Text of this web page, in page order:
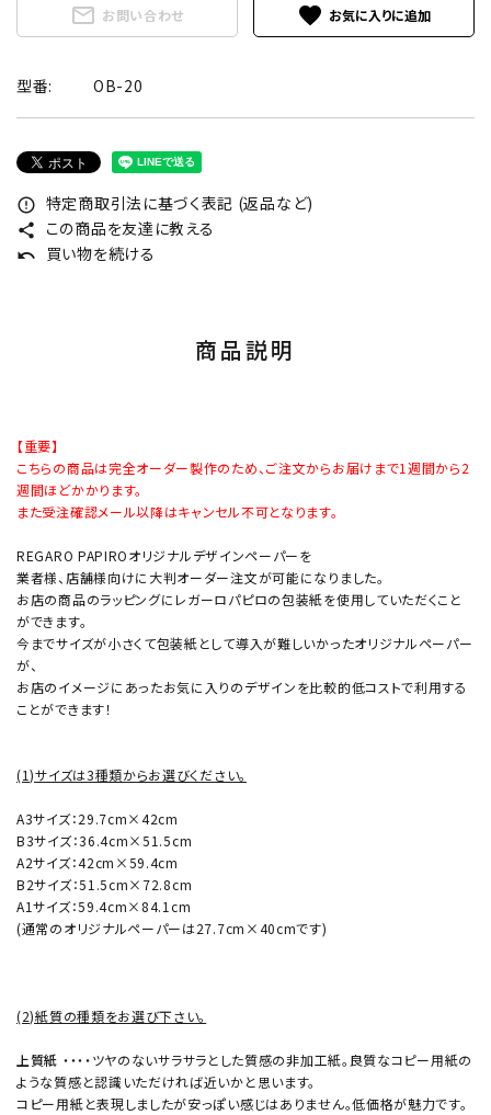
mail_outline お問い合わせ favorite
型番: OB-20
error_outline 特定商取引法に基づく表記 (返品など)
share この商品を友達に教える
undo 買い物を続ける
商品説明
【重要】
こちらの商品は完全オーダー製作のため、ご注文からお届けまで1週間から2
週間ほどかかります。
また受注確認メール以降はキャンセル不可となります。
REGARO PAPIROオリジナルデザインペーパーを
業者様、店舗様向けに大判オーダー注文が可能になりました。
お店の商品のラッピングにレガーロパピロの包装紙を使用していただくこと
ができます。
今までサイズが小さくて包装紙として導入が難しいかったオリジナルペーパー
が、
お店のイメージにあったお気に入りのデザインを比較的低コストで利用する
ことができます！
(1)サイズは3種類からお選びください。
A3サイズ：29.7cm×42cm
B3サイズ：36.4cm×51.5cm
A2サイズ：42cm×59.4cm
B2サイズ：51.5cm×72.8cm
A1サイズ：59.4cm×84.1cm
(通常のオリジナルペーパーは27.7cm×40cmです)
(2)紙質の種類をお選び下さい。
上質紙 ・・・・ツヤのないサラサラとした質感の非加工紙。良質なコピー用紙の
ような質感と認識いただければ近いかと思います。
コピー用紙と表現しましたが安っぽい感じはありません。低価格が魅力です。